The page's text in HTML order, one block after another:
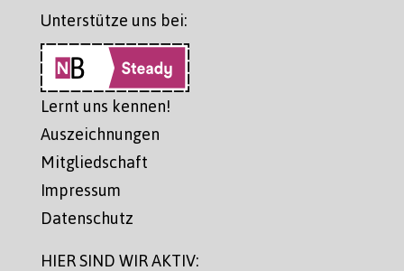
Unterstütze uns bei:
Lernt uns kennen!
Auszeichnungen
Mitgliedschaft
Impressum
Datenschutz
HIER SIND WIR AKTIV: